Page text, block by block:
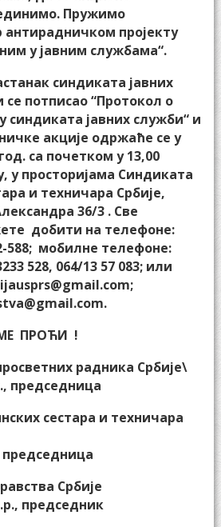
Пружимо
антирадничком пројекту
у јавним службама“.
синдиката јавних
потписао “Протокол о
синдиката јавних служби“ и
акције одржаће се у
са почетком у 13,00
у просторијама Синдиката
и техничара Србије,
36/3 . Све
добити на телефоне:
588; мобилне телефоне:
528, 064/13 57 083; или
ПРОЋИ !
радника Србије\
председница
сестара и техничара
Србије
председник